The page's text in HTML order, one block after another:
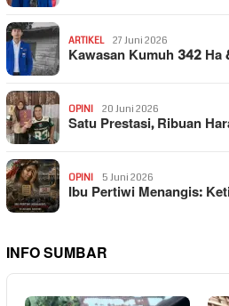
ARTIKEL 27 Juni 2026
Kawasan Kumuh 342
OPINI 20 Juni 2026
Satu Prestasi, Ribuan
OPINI 5 Juni 2026
Ibu Pertiwi Menangis:
INFO SUMBAR